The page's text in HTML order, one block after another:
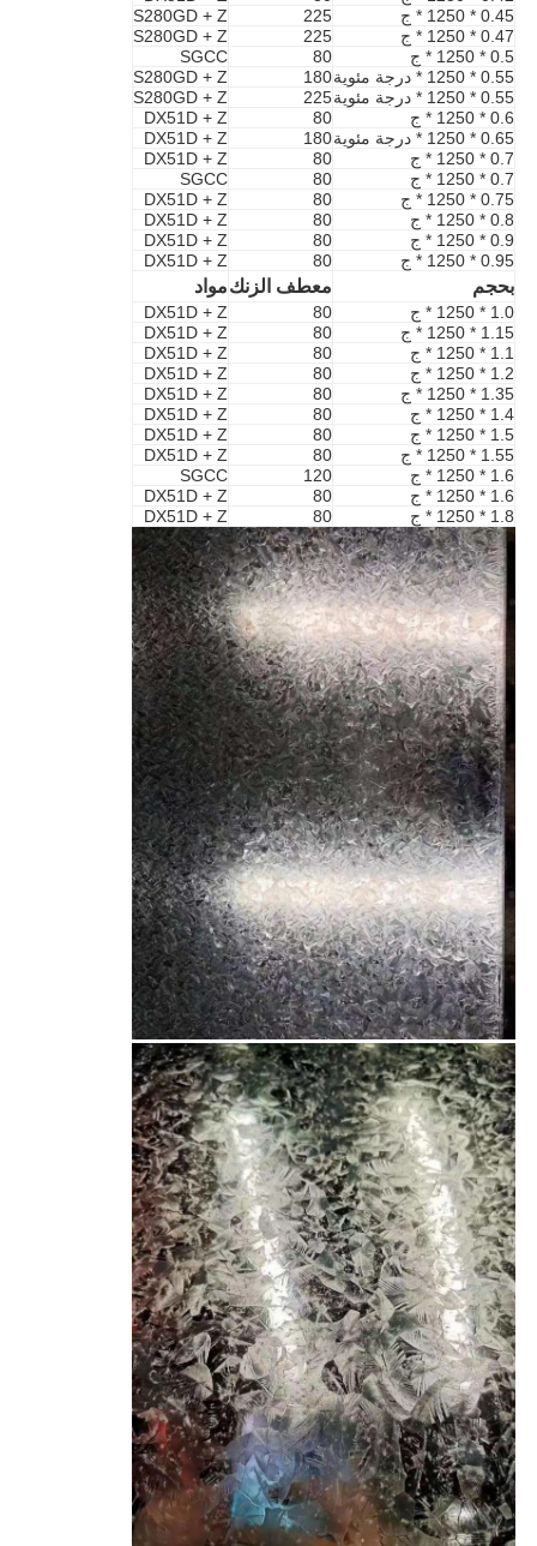
0.45 * 1250 * ج
225
S280GD + Z
0.47 * 1250 * ج
225
S280GD + Z
0.5 * 1250 * ج
80
SGCC
0.55 * 1250 * درجة مئوية
180
S280GD + Z
0.55 * 1250 * درجة مئوية
225
S280GD + Z
0.6 * 1250 * ج
80
DX51D + Z
0.65 * 1250 * درجة مئوية
180
DX51D + Z
0.7 * 1250 * ج
80
DX51D + Z
0.7 * 1250 * ج
80
SGCC
0.75 * 1250 * ج
80
DX51D + Z
0.8 * 1250 * ج
80
DX51D + Z
0.9 * 1250 * ج
80
DX51D + Z
0.95 * 1250 * ج
80
DX51D + Z
بحجم معطف الزنكمواد
1.0 * 1250 * ج 80
DX51D + Z
1.15 * 1250 * ج
80
DX51D + Z
1.1 * 1250 * ج
80
DX51D + Z
1.2 * 1250 * ج
80
DX51D + Z
1.35 * 1250 * ج
80
DX51D + Z
1.4 * 1250 * ج
80
DX51D + Z
1.5 * 1250 * ج
80
DX51D + Z
1.55 * 1250 * ج
80
DX51D + Z
1.6 * 1250 * ج
120
SGCC
1.6 * 1250 * ج
80
DX51D + Z
1.8 * 1250 * ج
80
DX51D + Z